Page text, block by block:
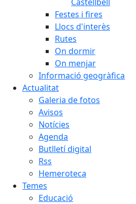
Festes i fires
Llocs d'interès
Rutes
On dormir
On menjar
Informació geogràfica
Actualitat
Galeria de fotos
Avisos
Notícies
Agenda
Butlletí digital
Rss
Hemeroteca
Temes
Educació